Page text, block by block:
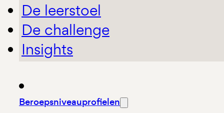
De leerstoel
De challenge
Insights
Beroepsniveauprofielen